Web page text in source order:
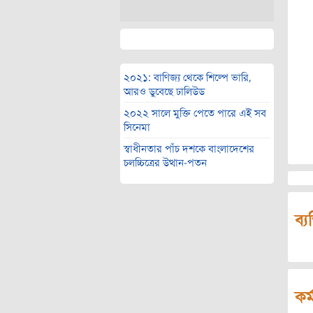
২০২১: বাণিজ্য থেকে শিল্পে ভারি,
আরও ডুবেছে ঢালিউড
২০২২ সালে মুক্তি পেতে পারে এই সব
সিনেমা
স্বাধীনতার পাঁচ দশকে বাংলাদেশের
চলচ্চিত্রের উত্থান-পতন